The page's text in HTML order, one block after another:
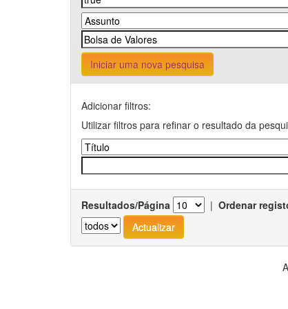
Iniciar uma nova pesquisa
Adicionar filtros:
Utilizar filtros para refinar o resultado da
Resultados/Página | Ordenar